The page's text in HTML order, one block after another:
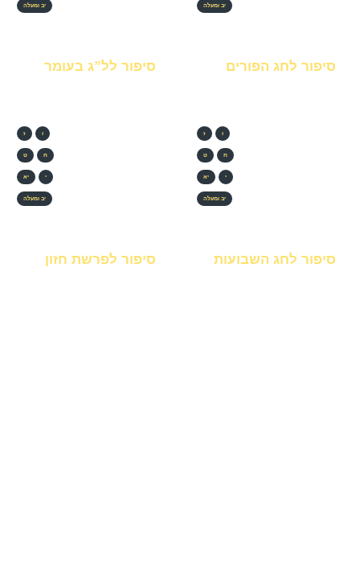
יב ומעלה
סיפור לחג הפורים
יב ומעלה
סיפור לל”ג בעומר
ו ז
ח ט
י יא
יב ומעלה
סיפור לחג השבועות
ו ז
ח ט
י יא
יב ומעלה
סיפור לפרשת חזון